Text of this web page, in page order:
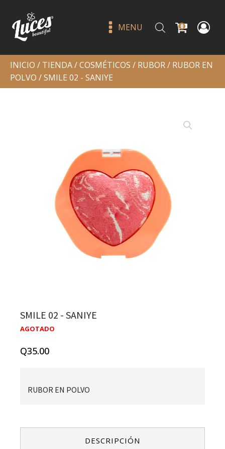
MENU 0
INICIO / TIENDA/COSMÉTICOS / RUBOR/ RUBOR EN
POLVO / SMILE 02 - SANIYE
SMILE 02 - SANIYE
AGOTADO
Q35.00
RUBOR EN POLVO
DESCRIPCIÓN
Wooden lip pencil set - beauty
Q299.00